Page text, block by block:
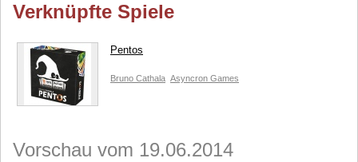
Verknüpfte Spiele
Pentos
Bruno Cathala Asyncron Games
Vorschau vom 19.06.2014